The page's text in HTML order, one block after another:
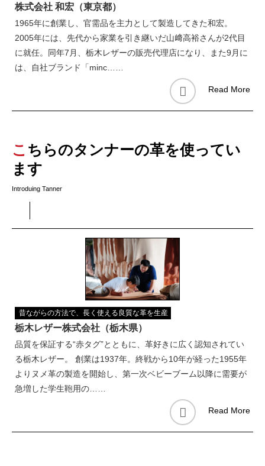
株式会社 和宏（東京都）
1965年に創業し、官需品を主力として製造してきた和宏。
2005年には、先代から家業を引き継いだ山﨑高裕さんが2代目
に就任。同年7月、栃木レザーの販売代理店になり、また9月に
は、自社ブランド「minc……
Read More
こちらのタンナーの革を使ってい
ます
Introduing Tanner
昔ながらの方法で、長く使える良質な革を生産
栃木レザー株式会社（栃木県）
品質を保証する“赤タグ”とともに、革好きに広く認知されてい
る栃木レザー。 創業は1937年。終戦から10年が経った1955年
よりヌメ革の製造を開始し、第一次ベビーブーム以降に需要が
急増した学生鞄用の……
Read More